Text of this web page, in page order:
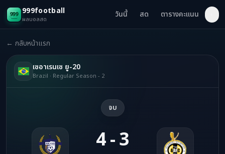
999football
ผลบอลสด วันนี้ สด ตารางคะแนน
← กลับหน้าแรก
เซอาเรนเซ ยู-20
Brazil · Regular Season - 2
จบ
4 - 3